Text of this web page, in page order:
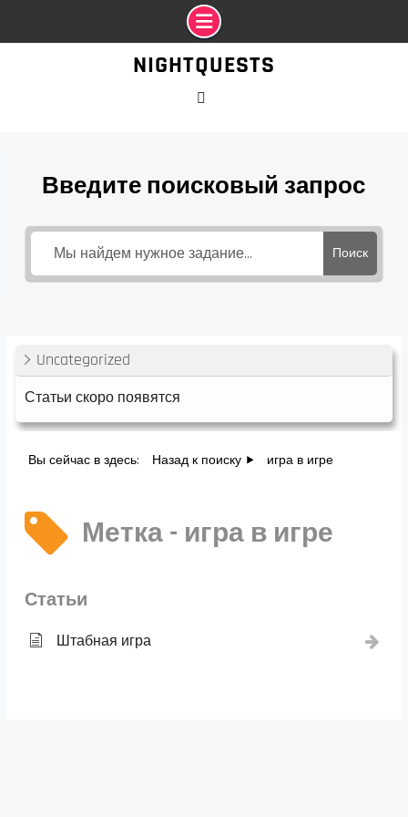
NIGHTQUESTS
Введите поисковый запрос
Поиск
Uncategorized
Статьи скоро появятся
Вы сейчас в здесь: Назад к поиску игра в игре
Метка - игра в игре
Статьи
Штабная игра